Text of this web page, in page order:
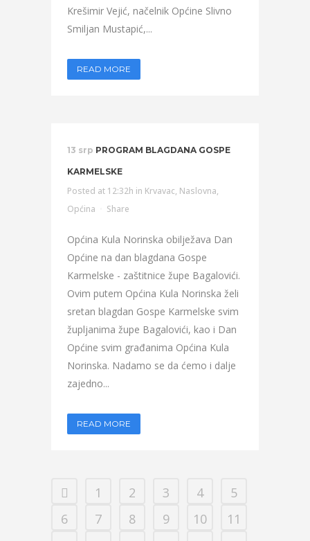
Krešimir Vejić, načelnik Općine Slivno
Smiljan Mustapić,...
READ MORE
13 srp PROGRAM BLAGDANA GOSPE
KARMELSKE
Posted at 12:32h in Krvavac, Naslovna,
Općina
Share
Općina Kula Norinska obilježava Dan
Općine na dan blagdana Gospe
Karmelske - zaštitnice župe Bagalovići.
Ovim putem Općina Kula Norinska želi
sretan blagdan Gospe Karmelske svim
župljanima župe Bagalovići, kao i Dan
Općine svim građanima Općina Kula
Norinska. Nadamo se da ćemo i dalje
zajedno...
READ MORE
1 2 3 4
5
6
7 8 9 10
11